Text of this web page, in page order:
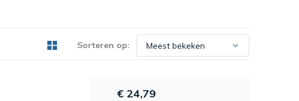
Sorteren op:
€ 24,79